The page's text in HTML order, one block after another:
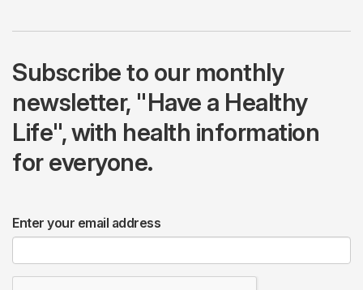
Subscribe to our monthly
newsletter, "Have a Healthy
Life", with health information
for everyone.
Enter your email address